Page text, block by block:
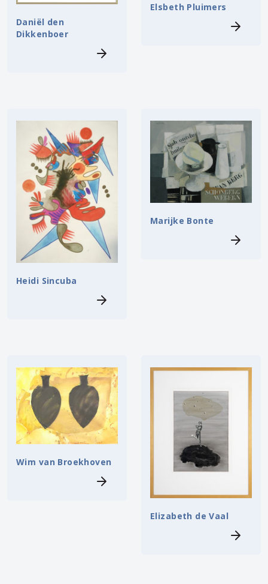
Daniël den
Dikkenboer
Elsbeth Pluimers
Heidi Sincuba
Marijke Bonte
Wim van Broekhoven
Elizabeth de Vaal